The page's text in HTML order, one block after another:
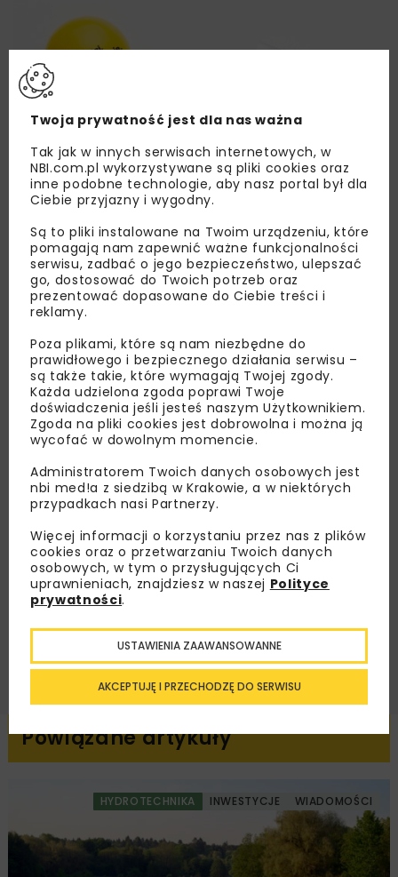
Lubisz wiedzieć więcej?
Zapisz się do newslettera aby otrzymywać od
nas najlepsze informacje branżowe,
zaproszenia na wydarzenia, atrakcyjne oferty i
dedykowane akcje specjalne.
Zapoznałam/em się zPolityką Prywatnościi
Regulaminemoraz wyrażam zgodę na otrzymywanie na
podany przeze mnie adres e-mail korespondencji
handlowej w postaci newslettera.
ZAPISZ MNIE
Powiązane artykuły
HYDROTECHNIKA INWESTYCJE WIADOMOŚCI
Twoja prywatność jest dla nas ważna
Tak jak w innych serwisach internetowych, w
NBI.com.pl wykorzystywane są pliki cookies oraz
inne podobne technologie, aby nasz portal był dla
Ciebie przyjazny i wygodny.
Są to pliki instalowane na Twoim urządzeniu, które
pomagają nam zapewnić ważne funkcjonalności
serwisu, zadbać o jego bezpieczeństwo, ulepszać
go, dostosować do Twoich potrzeb oraz
prezentować dopasowane do Ciebie treści i
reklamy.
Poza plikami, które są nam niezbędne do
prawidłowego i bezpiecznego działania serwisu –
są także takie, które wymagają Twojej zgody.
Każda udzielona zgoda poprawi Twoje
doświadczenia jeśli jesteś naszym Użytkownikiem.
Zgoda na pliki cookies jest dobrowolna i można ją
wycofać w dowolnym momencie.
Administratorem Twoich danych osobowych jest
nbi med!a z siedzibą w Krakowie, a w niektórych
przypadkach nasi Partnerzy.
Więcej informacji o korzystaniu przez nas z plików
cookies oraz o przetwarzaniu Twoich danych
osobowych, w tym o przysługujących Ci
uprawnieniach, znajdziesz w naszej Polityce
prywatności.
AKCEPTUJĘ I PRZECHODZĘ DO SERWISU
USTAWIENIA ZAAWANSOWANNE